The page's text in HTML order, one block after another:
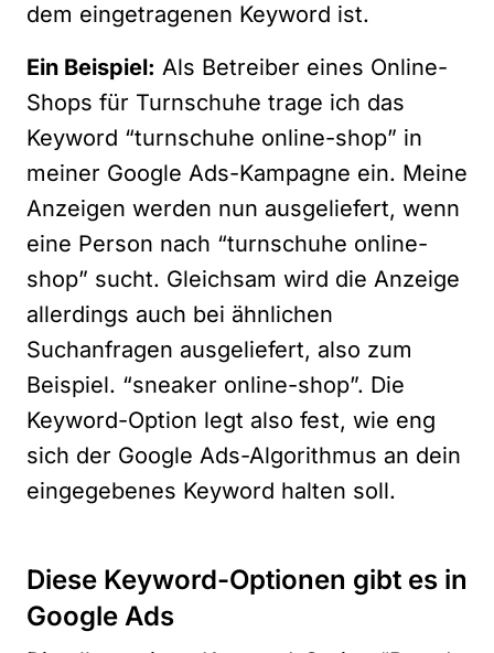
dem eingetragenen Keyword ist.
Ein Beispiel: Als Betreiber eines Online-
Shops für Turnschuhe trage ich das
Keyword “turnschuhe online-shop” in
meiner Google Ads-Kampagne ein. Meine
Anzeigen werden nun ausgeliefert, wenn
eine Person nach “turnschuhe online-
shop” sucht. Gleichsam wird die Anzeige
allerdings auch bei ähnlichen
Suchanfragen ausgeliefert, also zum
Beispiel. “sneaker online-shop”. Die
Keyword-Option legt also fest, wie eng
sich der Google Ads-Algorithmus an dein
eingegebenes Keyword halten soll.
Diese Keyword-Optionen gibt es in
Google Ads